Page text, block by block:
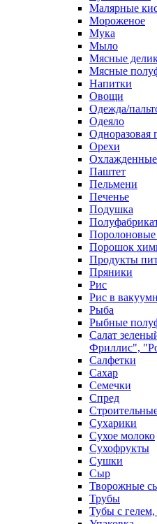
Малярные
Мороженое
Мука
Мыло
Мясные
Мясные
Напитки
Овощи
Одежда/
Одеяло
Одноразовая
Орехи
Паштет
Пельмени
Печенье
Подушка
Поролоновые
Порошок
Продукты
Пряники
Рис
Рис в
Рыба
Рыбные
Салат
Фриллис",
Салфетки
Сахар
Семечки
Спред
Сухарики
Сухое молоко
Сухофрукты
Сушки
Сыр
Творожные
Трубы
Тубы с